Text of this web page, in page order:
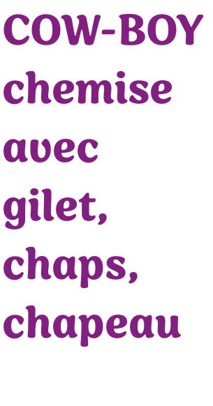
COW-BOY
chemise
avec
gilet,
chaps,
chapeau